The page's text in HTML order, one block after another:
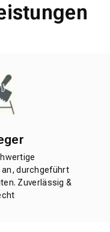
an, durchgeführt
Zuverlässig &